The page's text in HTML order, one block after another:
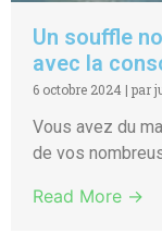
Un souffle
avec la
6 octobre 2024 | par
Vous avez du
de vos
Read More →